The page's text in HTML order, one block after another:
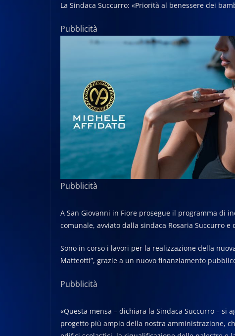
La Sindaca Succurro: «Priorità al benessere dei
Pubblicità
Pubblicità
A San Giovanni in Fiore prosegue il programma di
comunale, avviato dalla sindaca Rosaria Succurro e
Sono in corso i lavori per la realizzazione della
Matteotti”, grazie a un nuovo finanziamento
Pubblicità
«Questa mensa – dichiara la Sindaca Succurro –
progetto più ampio della nostra amministrazione,